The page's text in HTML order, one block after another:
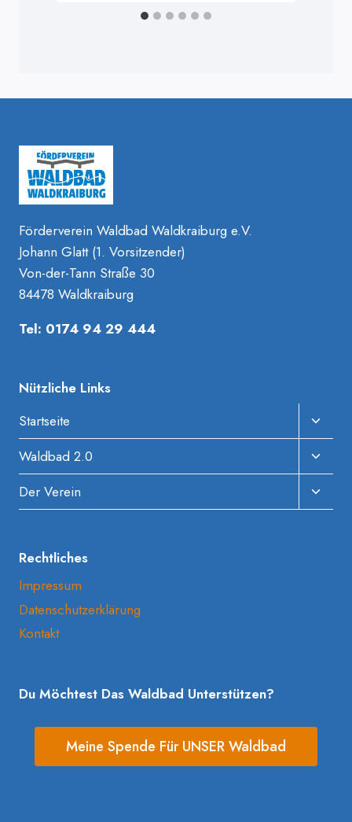
Förderverein Waldbad Waldkraiburg e.V.
Johann Glatt (1. Vorsitzender)
Von-der-Tann Straße 30
84478 Waldkraiburg
Tel: 0174 94 29 444
Nützliche Links
Startseite
Waldbad 2.0
Der Verein
Rechtliches
Impressum
Datenschutzerklärung
Kontakt
Du Möchtest Das Waldbad Unterstützen?
Meine Spende Für UNSER Waldbad